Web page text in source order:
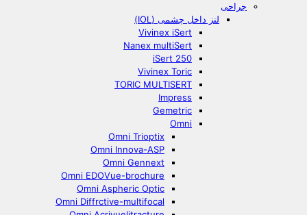
جراحی
لنز داخل چشمی (IOL)
Vivinex iSert
Nanex multiSert
iSert 250
Vivinex Toric
TORIC MULTISERT
Impress
Gemetric
Omni
Omni Trioptix
Omni Innova-ASP
Omni Gennext
Omni EDOVue-brochure
Omni Aspheric Optic
Omni Diffrctive-multifocal